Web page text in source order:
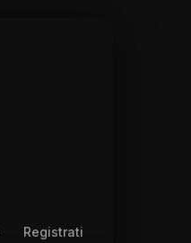
Registrati